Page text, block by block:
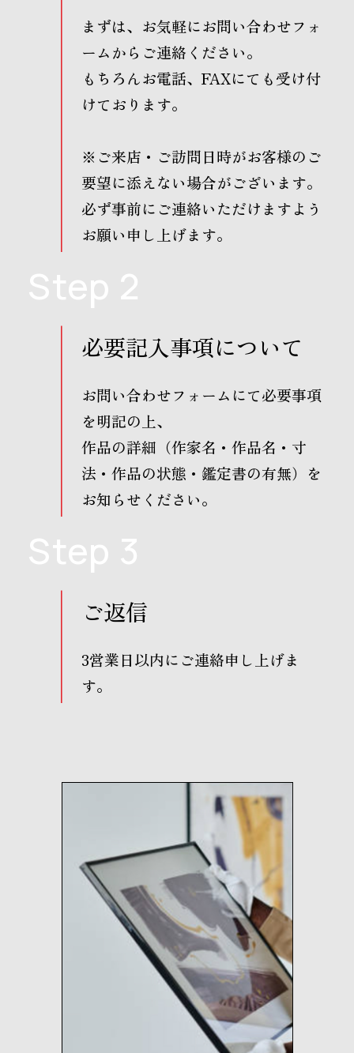
まずは、お気軽にお問い合わせフォ
ームからご連絡ください。
もちろんお電話、FAXにても受け付
けております。
※ご来店・ご訪問日時がお客様のご
要望に添えない場合がございます。
必ず事前にご連絡いただけますよう
お願い申し上げます。
Step 2
必要記入事項について
お問い合わせフォームにて必要事項
を明記の上、
作品の詳細（作家名・作品名・寸
法・作品の状態・鑑定書の有無）を
お知らせください。
Step 3
ご返信
3営業日以内にご連絡申し上げま
す。